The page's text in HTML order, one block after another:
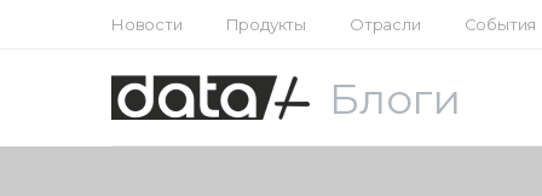
Новости Продукты Отрасли События
Блоги